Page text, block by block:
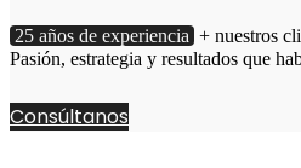
25 años de experiencia + nuestros
Pasión, estrategia y resultados que
Consúltanos